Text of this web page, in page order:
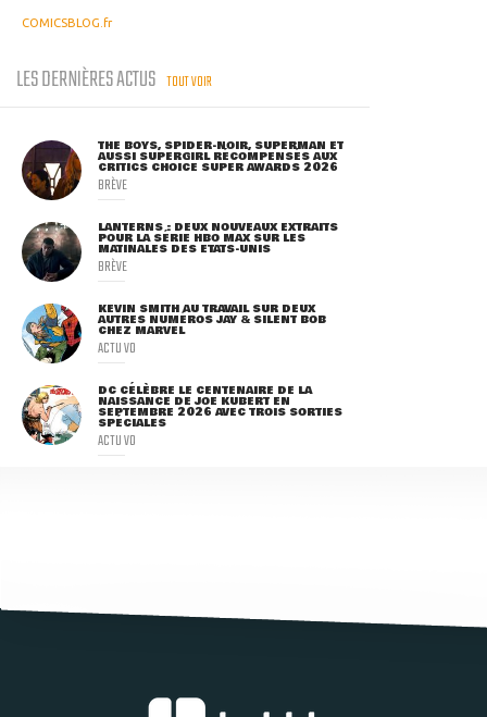
COMICSBLOG.fr
LES DERNIÈRES ACTUS TOUT VOIR
THE BOYS, SPIDER-NOIR, SUPERMAN ET
AUSSI SUPERGIRL RÉCOMPENSÉS AUX
CRITICS CHOICE SUPER AWARDS 2026
BRÈVE
LANTERNS : DEUX NOUVEAUX EXTRAITS
POUR LA SÉRIE HBO MAX SUR LES
MATINALES DES ETATS-UNIS
BRÈVE
KEVIN SMITH AU TRAVAIL SUR DEUX
AUTRES NUMÉROS JAY & SILENT BOB
CHEZ MARVEL
ACTU VO
DC CÉLÈBRE LE CENTENAIRE DE LA
NAISSANCE DE JOE KUBERT EN
SEPTEMBRE 2026 AVEC TROIS SORTIES
SPÉCIALES
ACTU VO